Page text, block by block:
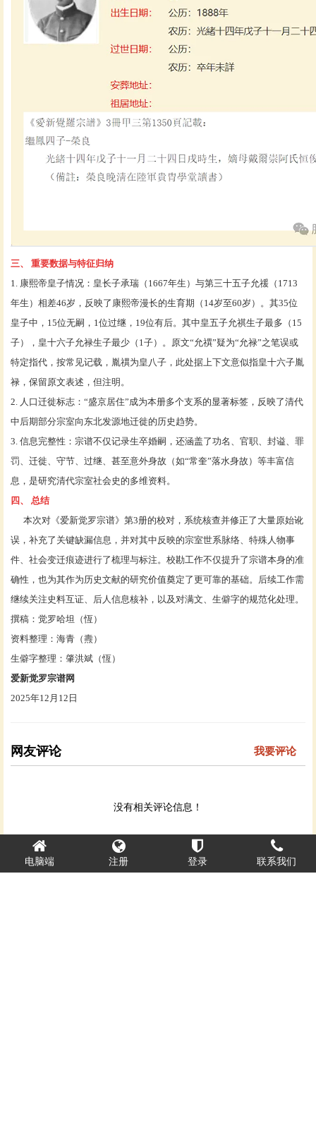
三、
重要数据与特征归纳
1. 康熙帝皇子情况：皇长子承瑞（1667年生）与第三十五子允禐（1713
年生）相差46岁，反映了康熙帝漫长的生育期（14岁至60岁）。其35位
皇子中，15位无嗣，1位过继，19位有后。其中皇五子允祺生子最多（15
子），皇十六子允禄生子最少（1子）。原文“允禩”疑为“允禄”之笔误或
特定指代，按常见记载，胤禩为皇八子，此处据上下文意似指皇十六子胤
禄，保留原文表述，但注明。
2. 人口迁徙标志：“盛京居住”成为本册多个支系的显著标签，反映了清代
中后期部分宗室向东北发源地迁徙的历史趋势。
3. 信息完整性：宗谱不仅记录生卒婚嗣，还涵盖了功名、官职、封谥、罪
罚、迁徙、守节、过继、甚至意外身故（如“常奎”落水身故）等丰富信
息，是研究清代宗室社会史的多维资料。
四、
总结
本次对《爱新觉罗宗谱》第3册的校对，系统核查并修正了大量原始讹
误，补充了关键缺漏信息，并对其中反映的宗室世系脉络、特殊人物事
件、社会变迁痕迹进行了梳理与标注。校勘工作不仅提升了宗谱本身的准
确性，也为其作为历史文献的研究价值奠定了更可靠的基础。后续工作需
继续关注史料互证、后人信息核补，以及对满文、生僻字的规范化处理。
撰稿：觉罗哈坦（恆）
资料整理：海青（燾）
生僻字整理：肇洪斌（恆）
爱新觉罗宗谱网
2025年12月12日
网友评论 我要评论
没有相关评论信息！
电脑端 注册 登录 联系我们